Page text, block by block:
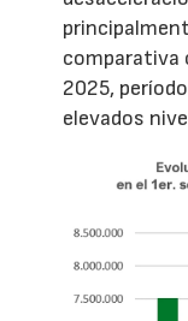
comparativa
2025,
elevados